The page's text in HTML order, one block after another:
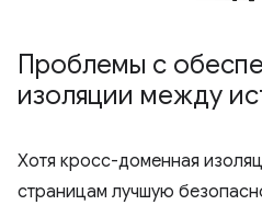
Проблемы с
изоляции между
Хотя кросс-доменная
страницам лучшую